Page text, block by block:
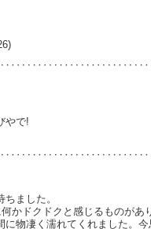
やで!
ました。
かドクドクと感じるものがあ
物凄く濡れてくれました。